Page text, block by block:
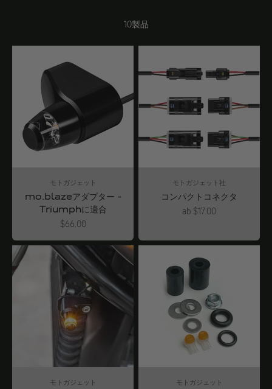
10製品
モトガジェット
mo.blazeアダプター -
Triumphに適合
Angebot
$66.00
モトガジェット社
コンパクトコネクタ
Angebot
ab $17.00
モトガジェット モトガジェット